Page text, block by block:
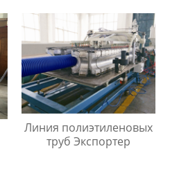
Линия полиэтиленовых
труб Экспортер